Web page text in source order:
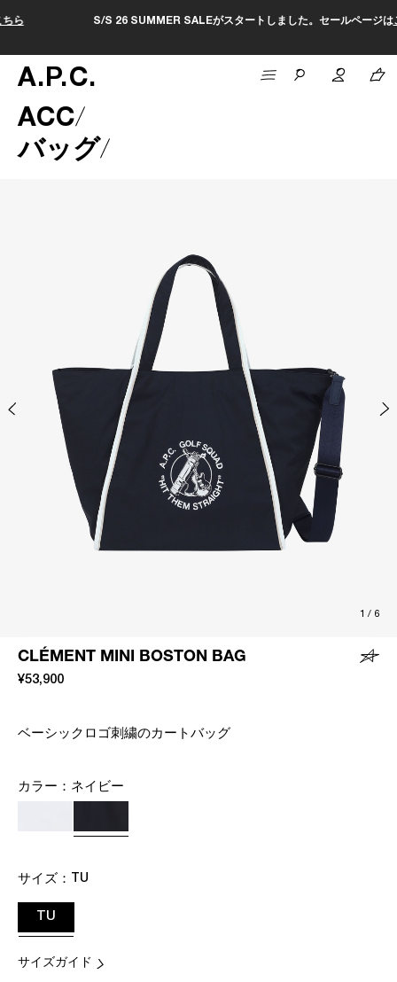
S/S 26 SUMMER SALEがスタートしました。セールページはこちら
A.P.C.
ACC
バッグ
1 / 6
CLÉMENT MINI BOSTON BAG
¥53,900
ベーシックロゴ刺繍のカートバッグ
カラー： ネイビー
サイズ： TU
TU
サイズガイド